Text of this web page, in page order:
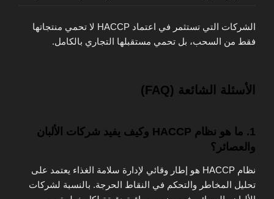
الشركات التي تستثمر في اعتماد HACCP لا تحمي منتجاتها
فقط من السحب، بل تحمي مستقبلها التجاري بالكامل.
الأسئلة الشائعة (FAQ)
1. ما هو نظام HACCP وكيف يفيد شركات الألبان
والعصائر؟
نظام HACCP هو إطار وقائي لإدارة سلامة الغذاء يعتمد على
تحليل المخاطر والتحكم في النقاط الحرجة. بالنسبة لشركات